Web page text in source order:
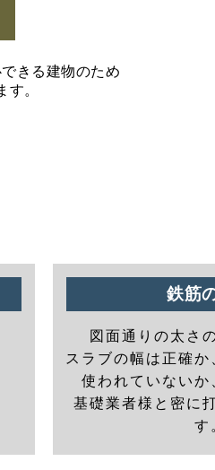
きる建物のため
。
鉄筋
図面通りの太さ
スラブの幅は正確
使われていない
基礎業者様と密に
す